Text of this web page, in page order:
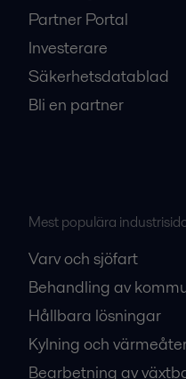
Partner Portal
Investerare
Säkerhetsdatablad
Bli en partner
Mest populära
Varv och sjöfart
Behandling av
Hållbara lösningar
Kylning och
Bearbetning av